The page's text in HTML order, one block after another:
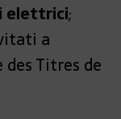
elettrici;
a
Titres de